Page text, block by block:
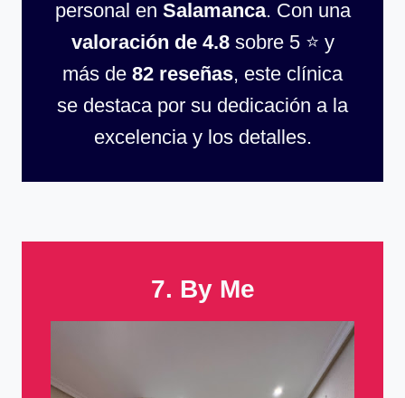
personal en Salamanca. Con una
valoración de 4.8sobre 5 ⭐ y
más de 82 reseñas, este clínica
se destaca por su dedicación a la
excelencia y los detalles.
7. By Me